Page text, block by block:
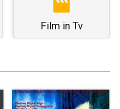
Film in Tv